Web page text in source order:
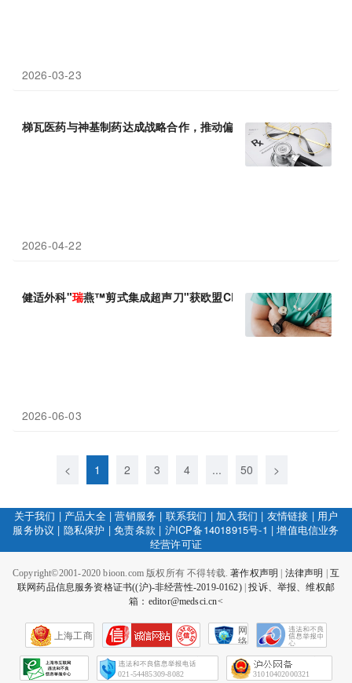
2026-03-23
梯瓦医药与神基制药达成战略合作，推动偏头痛治疗创新方案
2026-04-22
健适外科"瑞燕™剪式集成超声刀"获欧盟CE认证
2026-06-03
< 1 2 3 4 ... 50 >
关于我们 | 产品大全|营销服务 | 联系我们 | 加入我们 | 友情链接 | 用户
服务协议 | 隐私保护 |免责条款 | 沪ICP备14018915号-1 |增值电信业务
经营许可证
Copyright©2001-2020 bioon.com 版权所有 不得转载.著作权声明 法律声明
互
联网药品信息服务资格证书((沪)-非经营性-2019-0162)|投诉、举报、维权邮
箱：editor@medsci.cn<
上海工商
网
络
会
征
021-54485309-8082 31010402000321